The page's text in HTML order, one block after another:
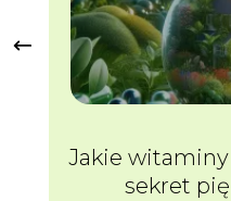
Jakie witaminy
sekret